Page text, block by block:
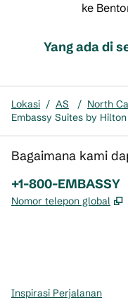
ke
Yang ada di
Lokasi / AS / North
Embassy Suites by
Bagaimana kami
Telepon:
+1-800-EMBASSY
Nomor telepon global ,
Inspirasi Perjalanan